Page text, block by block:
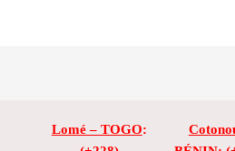
Lomé – TOGO: